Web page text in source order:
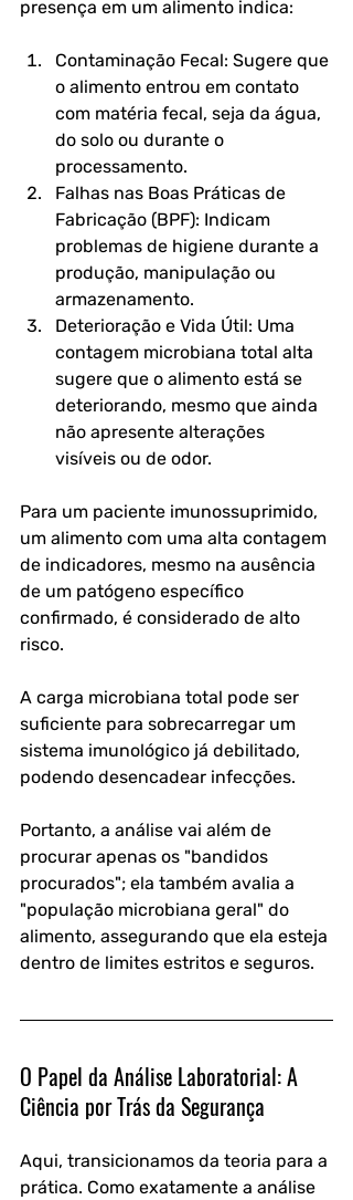
presença em um alimento indica:
Contaminação Fecal: Sugere que
o alimento entrou em contato
com matéria fecal, seja da água,
do solo ou durante o
processamento.
Falhas nas Boas Práticas de
Fabricação (BPF): Indicam
problemas de higiene durante a
produção, manipulação ou
armazenamento.
Deterioração e Vida Útil: Uma
contagem microbiana total alta
sugere que o alimento está se
deteriorando, mesmo que ainda
não apresente alterações
visíveis ou de odor.
Para um paciente imunossuprimido,
um alimento com uma alta contagem
de indicadores, mesmo na ausência
de um patógeno específico
confirmado, é considerado de alto
risco.
A carga microbiana total pode ser
suficiente para sobrecarregar um
sistema imunológico já debilitado,
podendo desencadear infecções.
Portanto, a análise vai além de
procurar apenas os "bandidos
procurados"; ela também avalia a
"população microbiana geral" do
alimento, assegurando que ela esteja
dentro de limites estritos e seguros.
O Papel da Análise Laboratorial: A
Ciência por Trás da Segurança
Aqui, transicionamos da teoria para a
prática. Como exatamente a análise